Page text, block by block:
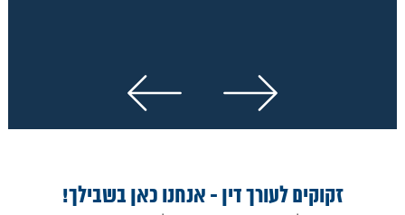
זקוקים לעורך דין - אנחנו כאן בשבילך!